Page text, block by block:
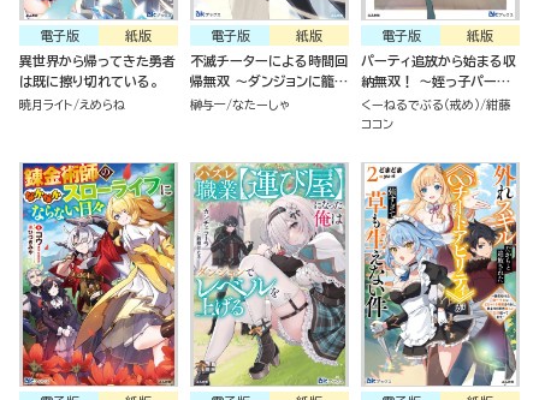
紙版
電子版
異世界から帰ってきた勇者
は既に擦り切れている。
暁月ライト えめらね
紙版
電子版
不滅チーターによる時間回
帰無双 ～ダンジョンに籠っ
て1万年。最弱だった俺が
榊与一 なたーしゃ
紙版
電子版
パーティ追放から始まる収
納無双！ ～姪っ子パーテ
ィといく最強ハーレム成り
上がり～
くーねるでぶる（戒め） 紺藤
ココン